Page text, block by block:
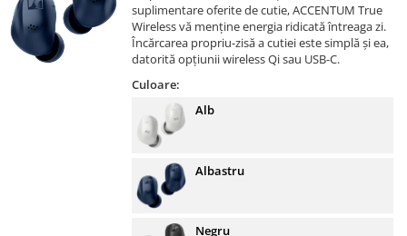
suplimentare oferite de cutie, ACCENTUM True
Wireless vă menține energia ridicată întreaga zi.
Încărcarea propriu-zisă a cutiei este simplă și ea,
datorită opțiunii wireless Qi sau USB-C.
Culoare:
Alb
Albastru
Negru